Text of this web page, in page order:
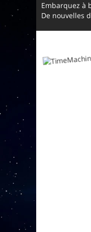
Embarquez à
De nouvelles